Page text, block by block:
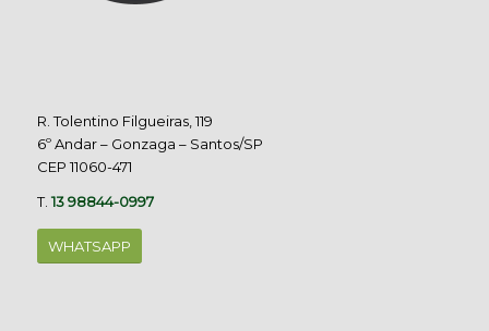
R. Tolentino Filgueiras, 119
6º Andar – Gonzaga – Santos/SP
CEP 11060-471
T.13 98844-0997
WHATSAPP